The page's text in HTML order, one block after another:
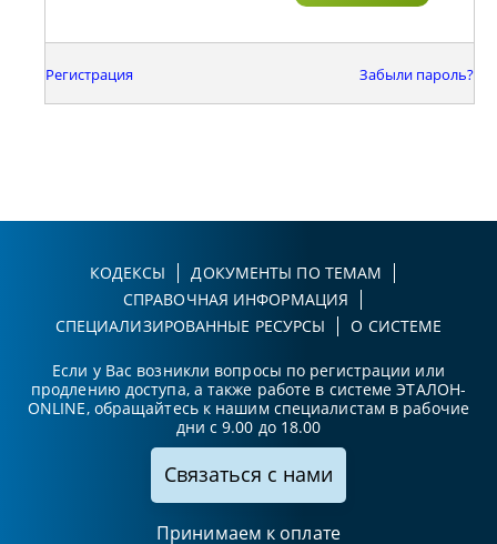
Регистрация Забыли пароль?
КОДЕКСЫ
ДОКУМЕНТЫ ПО ТЕМАМ
СПРАВОЧНАЯ ИНФОРМАЦИЯ
СПЕЦИАЛИЗИРОВАННЫЕ РЕСУРСЫ
О СИСТЕМЕ
Если у Вас возникли вопросы по регистрации или
продлению доступа, а также работе в системе ЭТАЛОН-
ONLINE, обращайтесь к нашим специалистам в рабочие
дни с 9.00 до 18.00
Связаться с нами
Принимаем к оплате